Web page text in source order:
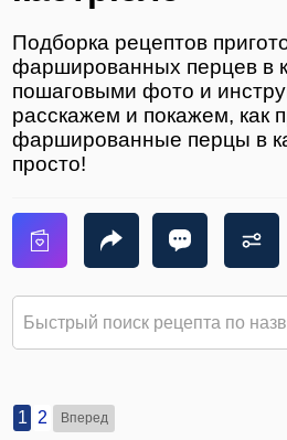
Подборка рецептов
фаршированных перцев в
пошаговыми фото и
расскажем и покажем, как
фаршированные перцы в
просто!
1 2 Вперед